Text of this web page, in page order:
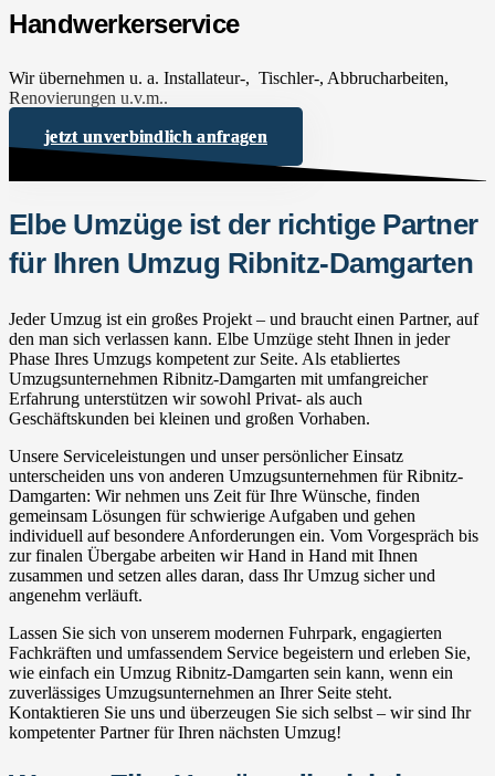
Handwerkerservice
Wir übernehmen u. a. Installateur-, Tischler-, Abbrucharbeiten,
Renovierungen u.v.m..
jetzt unverbindlich anfragen
Elbe Umzüge ist der richtige Partner
für Ihren Umzug Ribnitz-Damgarten
Jeder Umzug ist ein großes Projekt – und braucht einen Partner, auf
den man sich verlassen kann. Elbe Umzüge steht Ihnen in jeder
Phase Ihres Umzugs kompetent zur Seite. Als etabliertes
Umzugsunternehmen Ribnitz-Damgarten mit umfangreicher
Erfahrung unterstützen wir sowohl Privat- als auch
Geschäftskunden bei kleinen und großen Vorhaben.
Unsere Serviceleistungen und unser persönlicher Einsatz
unterscheiden uns von anderen Umzugsunternehmen für Ribnitz-
Damgarten: Wir nehmen uns Zeit für Ihre Wünsche, finden
gemeinsam Lösungen für schwierige Aufgaben und gehen
individuell auf besondere Anforderungen ein. Vom Vorgespräch bis
zur finalen Übergabe arbeiten wir Hand in Hand mit Ihnen
zusammen und setzen alles daran, dass Ihr Umzug sicher und
angenehm verläuft.
Lassen Sie sich von unserem modernen Fuhrpark, engagierten
Fachkräften und umfassendem Service begeistern und erleben Sie,
wie einfach ein Umzug Ribnitz-Damgarten sein kann, wenn ein
zuverlässiges Umzugsunternehmen an Ihrer Seite steht.
Kontaktieren Sie uns und überzeugen Sie sich selbst – wir sind Ihr
kompetenter Partner für Ihren nächsten Umzug!